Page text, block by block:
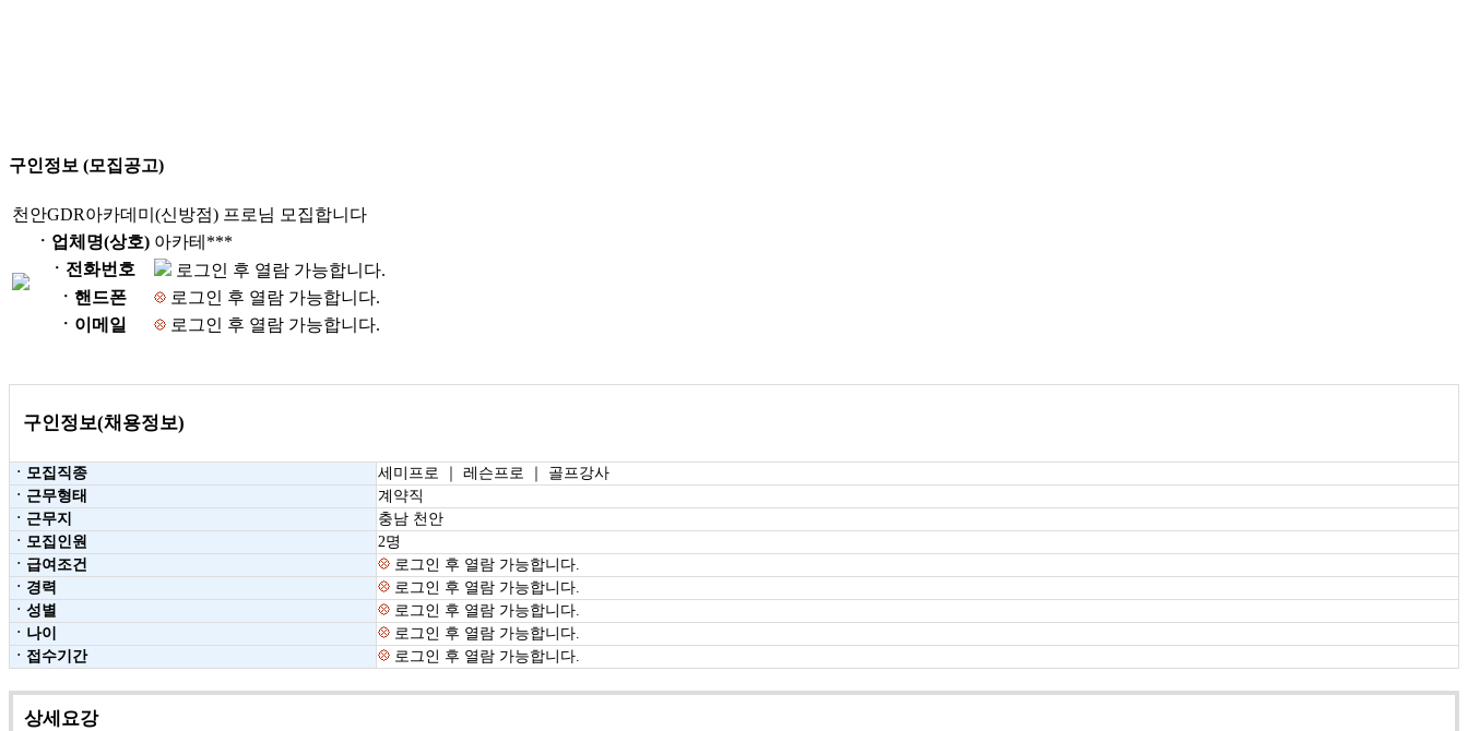
구인정보 (모집공고)
천안GDR아카데미(신방점) 프로님 모집합니다
ㆍ업체명(상호) 아카테***
ㆍ전화번호
로그인 후 열람 가능합니다.
ㆍ핸드폰
로그인 후 열람 가능합니다.
ㆍ이메일
로그인 후 열람 가능합니다.
구인정보(채용정보)
ㆍ모집직종
세미프로 ｜ 레슨프로 ｜ 골프강사
ㆍ근무형태
계약직
ㆍ근무지
충남 천안
ㆍ모집인원
2명
ㆍ급여조건
로그인 후 열람 가능합니다.
ㆍ경력
로그인 후 열람 가능합니다.
ㆍ성별
로그인 후 열람 가능합니다.
ㆍ나이
로그인 후 열람 가능합니다.
ㆍ접수기간
로그인 후 열람 가능합니다.
상세요강